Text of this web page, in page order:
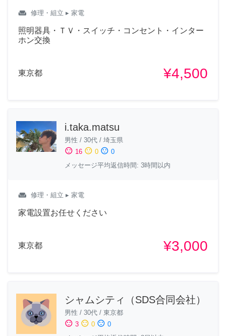
weekend 修理・組立 ▸ 家電
照明器具・ＴＶ・スイッチ・コンセント・インター
ホン交換
東京都 ¥4,500
i.taka.matsu
男性 / 30代 / 埼玉県
sentiment_satisfied 16 sentiment_neutral 0 sentiment_dissatisfied 0
メッセージ平均返信時間: 3時間以内
weekend 修理・組立 ▸ 家電
家電設置お任せください
東京都 ¥3,000
シャムシティ（SDS合同会社）
男性 / 30代 / 東京都
sentiment_satisfied 3 sentiment_neutral 0 sentiment_dissatisfied 0